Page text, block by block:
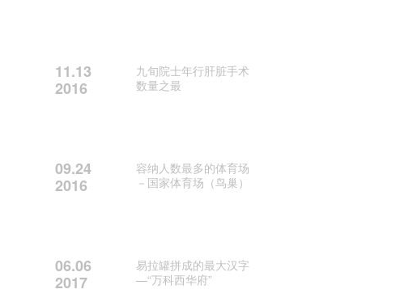
11.13
2016
九旬院士年行肝脏手术
数量之最
09.24
2016
容纳人数最多的体育场
－国家体育场（鸟巢）
06.06
2017
易拉罐拼成的最大汉字
—“万科西华府”